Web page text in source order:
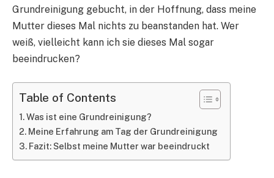
Grundreinigung gebucht, in der Hoffnung, dass meine
Mutter dieses Mal nichts zu beanstanden hat. Wer
weiß, vielleicht kann ich sie dieses Mal sogar
beeindrucken?
Table of Contents
Was ist eine Grundreinigung?
Meine Erfahrung am Tag der Grundreinigung
Fazit: Selbst meine Mutter war beeindruckt